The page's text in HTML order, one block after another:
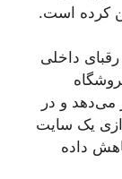
کرده است.
داخلی
می‌دهد و در
راه‌اندازی یک سایت
داده